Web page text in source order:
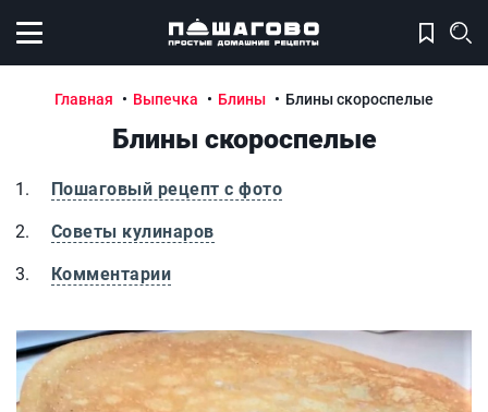
Открыть меню
Главная Выпечка Блины Блины скороспелые
Блины скороспелые
Пошаговый рецепт с фото
Советы кулинаров
Комментарии
Блины скороспелые